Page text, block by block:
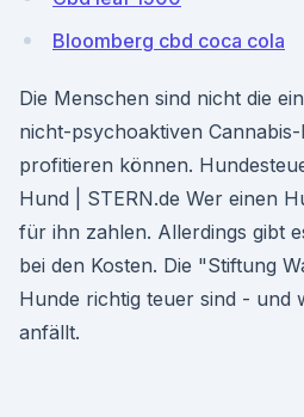
Bloomberg cbd coca cola
Die Menschen sind nicht die
nicht-psychoaktiven
profitieren können.
Hund | STERN.de Wer einen
für ihn zahlen. Allerdings gibt
bei den Kosten. Die "Stiftung
Hunde richtig teuer sind - und
anfällt.